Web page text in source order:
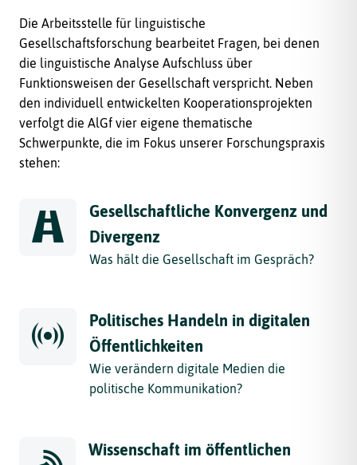
Die Arbeitsstelle für linguistische
Gesellschaftsforschung bearbeitet Fragen, bei denen
die linguistische Analyse Aufschluss über
Funktionsweisen der Gesellschaft verspricht. Neben
den individuell entwickelten Kooperationsprojekten
verfolgt die AlGf vier eigene thematische
Schwerpunkte, die im Fokus unserer Forschungspraxis
stehen:
Gesellschaftliche Konvergenz und
Divergenz
Was hält die Gesellschaft im Gespräch?
Politisches Handeln in digitalen
Öffentlichkeiten
Wie verändern digitale Medien die
politische Kommunikation?
Wissenschaft im öffentlichen